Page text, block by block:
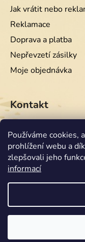
Používáme cookies,
prohlížení webu a
zlepšovali jeho
informací
Jak vrátit nebo
Reklamace
Doprava a platba
Nepřevzetí zásilky
Moje objednávka
Kontakt
info @